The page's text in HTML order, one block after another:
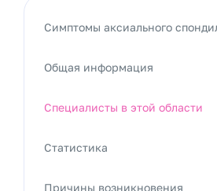
Симптомы аксиального
Общая информация
Специалисты в этой области
Статистика
Причины возникновения